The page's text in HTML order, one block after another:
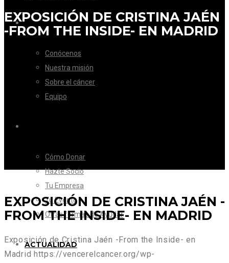
LA FUNDACIÓN
Conócenos
Nuestra misión
Sobre el cáncer
Equipo
Cómo Donar
Hazte Socio
Tu Empresa
Tu Evento
Otras formas de Ayudar
ACTUALIDAD
EXPOSICIÓN DE CRISTINA JAÉN
-FROM THE INSIDE- EN MADRID
EXPOSICIÓN DE CRISTINA JAÉN -
FROM THE INSIDE- EN MADRID
Exposición de Cristina Jaén -From the Inside- en
Madrid https://vencerelcancer.org/wp-